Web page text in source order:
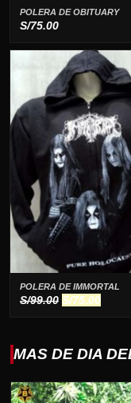
POLERA DE OBITUARY
S/75.00
POLERA DE IMMORTAL
S/99.00 El
era:
S/75.00El
es:
MAS DE DIA